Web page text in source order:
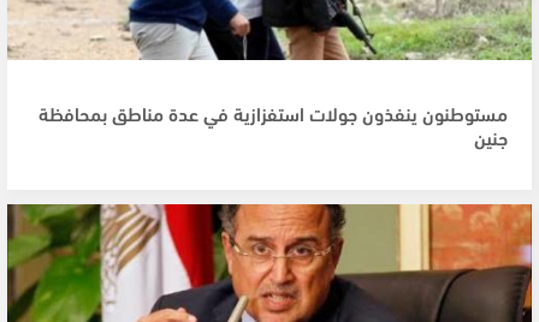
مستوطنون ينفذون جولات استفزازية في عدة مناطق بمحافظة
جنين